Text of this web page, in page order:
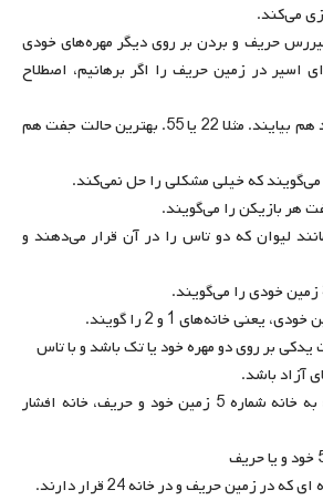
می‌کند.
حریف و بردن بر روی دیگر مهره‌های خودی
اسیر در زمین حریف را اگر برهانیم، اصطلاح
: وقتی دو تاس مانند هم بیایند. مثلا 22 یا 55. بهترین حالت جفت هم
که خیلی مشکلی را حل نمی‌کند.
هر بازیکن را می‌گویند.
لیوان که دو تاس را در آن قرار می‌دهند و
یعنی خانه‌های 1 و 2 را گویند.
بر روی دو مهره خود یا تک باشد و با تاس
آزاد باشد.
به خانه شماره 5 زمین خود و حریف، خانه افشار
که در زمین حریف و در خانه 24 قرار دارند.